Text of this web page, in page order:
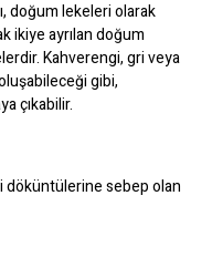
doğum lekeleri olarak
ikiye ayrılan doğum
Kahverengi, gri veya
gibi,
çıkabilir.
döküntülerine sebep olan